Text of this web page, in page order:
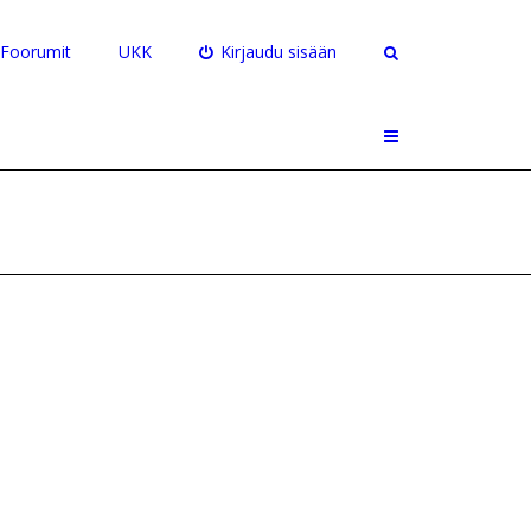
Foorumit UKK Kirjaudu sisään